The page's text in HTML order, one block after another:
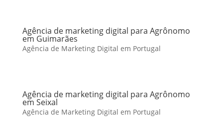
Agência de marketing digital para Agrônomo
em Guimarães
Agência de Marketing Digital em Portugal
Agência de marketing digital para Agrônomo
em Seixal
Agência de Marketing Digital em Portugal